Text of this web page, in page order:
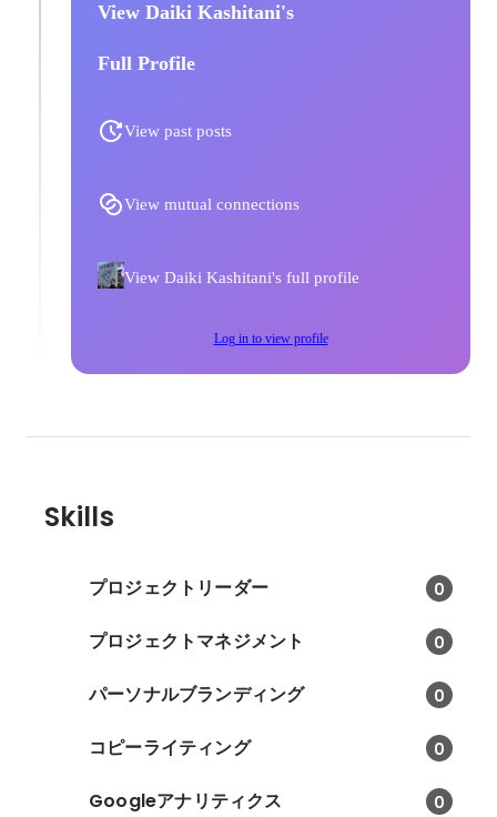
View Daiki Kashitani's
Full Profile
View past posts
View mutual connections
View Daiki Kashitani's full profile
Log in to view profile
Skills
プロジェクトリーダー 0
プロジェクトマネジメント 0
パーソナルブランディング 0
コピーライティング 0
Googleアナリティクス 0